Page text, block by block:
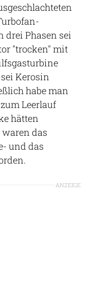
drei Phasen sei
"trocken" mit
Kerosin
habe man
Leerlauf
hätten
das
und das
ANZEIGE